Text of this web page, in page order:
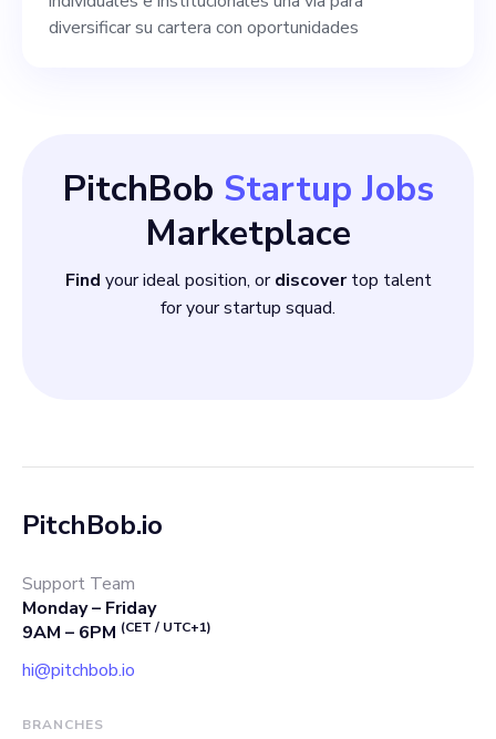
diversificar su cartera con oportunidades
PitchBob Startup Jobs
Marketplace
Find your ideal position, ordiscovertop talent
for your startup squad.
PitchBob.io
Support Team
Monday – Friday
9AM – 6PM (CET / UTC+1)
hi@pitchbob.io
BRANCHES